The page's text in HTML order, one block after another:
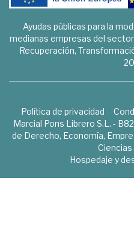
Ayudas públicas para la
medianas empresas del
Recuperación,
Política de privacidad
Marcial Pons Librero S.L. -
de Derecho, Economía,
Ciencias
Hospedaje y